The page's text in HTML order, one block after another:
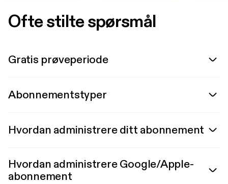
Ofte stilte spørsmål
Gratis prøveperiode
Abonnementstyper
Hvordan administrere ditt abonnement
Hvordan administrere Google/Apple-
abonnement